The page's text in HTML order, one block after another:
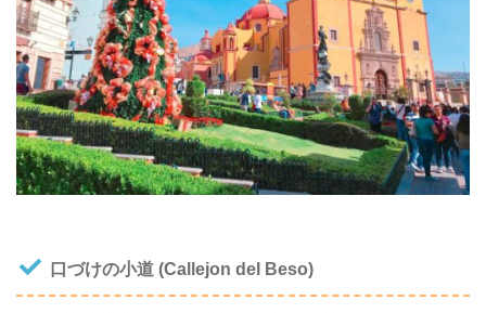
口づけの小道 (Callejon del Beso)